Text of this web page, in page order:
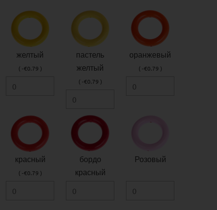
желтый
( -€0.79 )
пастель
желтый
( -€0.79 )
оранжевый
( -€0.79 )
красный
( -€0.79 )
бордо
красный
Розовый